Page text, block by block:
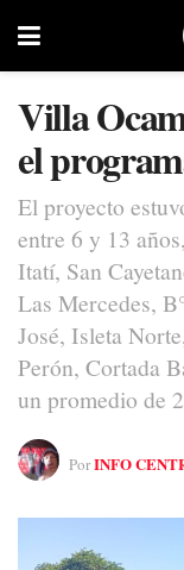
Villa
el
El proyecto
entre 6 y 13
Itatí, San
Las Mercedes,
José, Isleta
Perón, Cortada
un promedio de
PorINFO